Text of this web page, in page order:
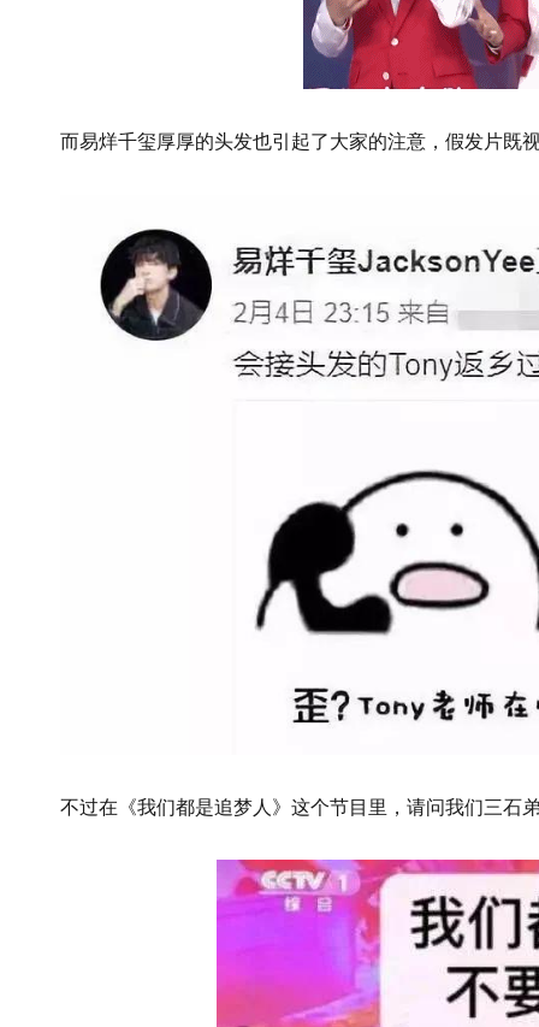
而易烊千玺厚厚的头发也引起了大家的注意，假发片既
不过在《我们都是追梦人》这个节目里，请问我们三石